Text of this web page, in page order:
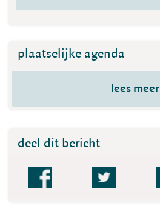
plaatselijke agenda
lees meer
deel dit bericht